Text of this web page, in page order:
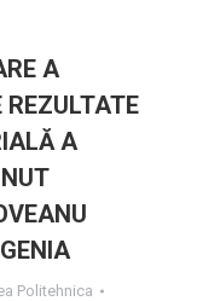
A
REZULTATE
A
Politehnica